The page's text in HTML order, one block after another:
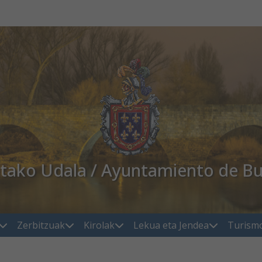
Udala / Ayuntamiento de
Zerbitzuak Kirolak Lekua eta Jendea